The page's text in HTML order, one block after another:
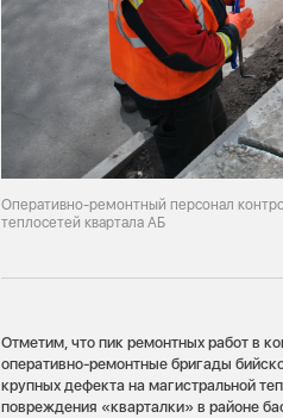
Оперативно-ремонтный персонал
теплосетей квартала АБ
Отметим, что пик ремонтных работ в
оперативно-ремонтные бригады
крупных дефекта на магистральной
повреждения «кварталки» в районе